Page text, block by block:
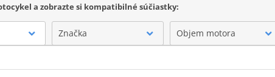
a zobrazte si kompatibilné súčiastky:
Značka Objem motora